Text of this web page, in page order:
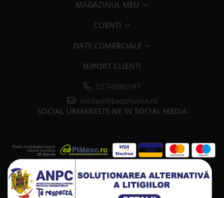
MAGAZINUL MEU
CLIENTI
DATE COMERCIALE
SUPORT CLIENTI
0774980197
contact@bestmama.ro
SOCIAL URMARESTE-NE IN SOCIAL MEDIA